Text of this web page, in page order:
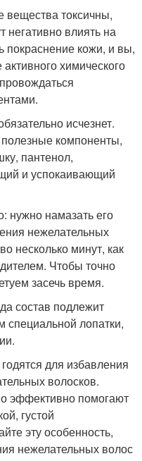
вещества токсичны,
негативно влиять на
покраснение кожи, и вы,
химического
исчезнет.
компоненты,
пантенол,
и успокаивающий
нужно намазать его
нежелательных
несколько минут, как
Чтобы точно
засечь время.
состав подлежит
лопатки,
для избавления
волосков.
эффективно помогают
густой
эту особенность,
нежелательных волос